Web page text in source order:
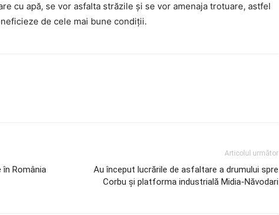
cu apă, se vor asfalta străzile și se vor amenaja trotuare, astfel
de cele mai bune condiții.
în România
Articolul următor
Au început lucrările de asfaltare a drumului spre
Corbu și platforma industrială Midia-Năvodari